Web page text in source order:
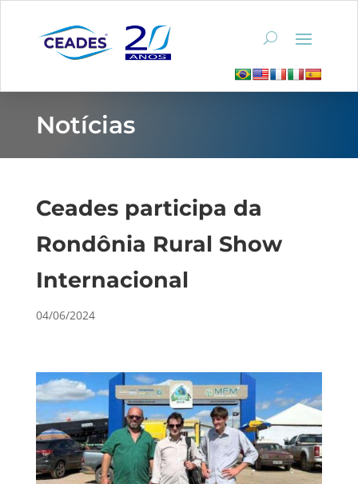
Notícias
Ceades participa da
Rondônia Rural Show
Internacional
04/06/2024